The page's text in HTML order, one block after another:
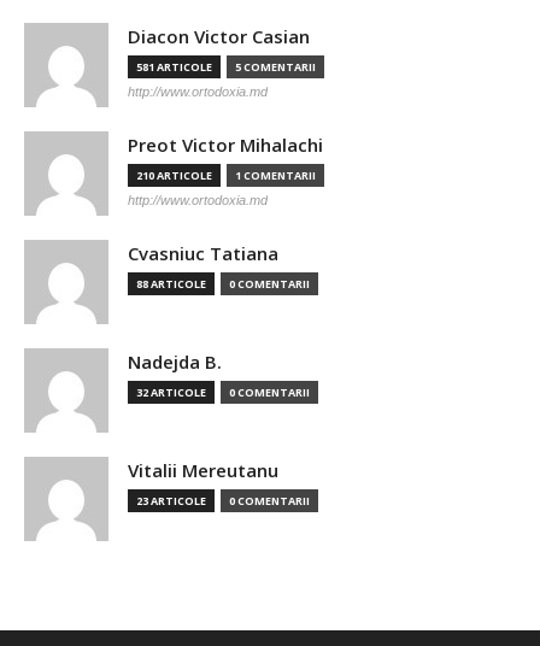
Diacon Victor Casian
581 ARTICOLE 5 COMENTARII
http://www.ortodoxia.md
Preot Victor Mihalachi
210 ARTICOLE 1 COMENTARII
http://www.ortodoxia.md
Cvasniuc Tatiana
88 ARTICOLE 0 COMENTARII
Nadejda B.
32 ARTICOLE 0 COMENTARII
Vitalii Mereutanu
23 ARTICOLE 0 COMENTARII